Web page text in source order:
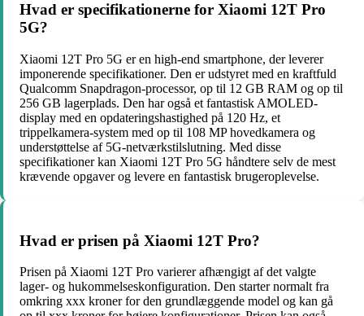
Hvad er specifikationerne for Xiaomi 12T Pro
5G?
Xiaomi 12T Pro 5G er en high-end smartphone, der leverer
imponerende specifikationer. Den er udstyret med en kraftfuld
Qualcomm Snapdragon-processor, op til 12 GB RAM og op til
256 GB lagerplads. Den har også et fantastisk AMOLED-
display med en opdateringshastighed på 120 Hz, et
trippelkamera-system med op til 108 MP hovedkamera og
understøttelse af 5G-netværkstilslutning. Med disse
specifikationer kan Xiaomi 12T Pro 5G håndtere selv de mest
krævende opgaver og levere en fantastisk brugeroplevelse.
Hvad er prisen på Xiaomi 12T Pro?
Prisen på Xiaomi 12T Pro varierer afhængigt af det valgte
lager- og hukommelseskonfiguration. Den starter normalt fra
omkring xxx kroner for den grundlæggende model og kan gå